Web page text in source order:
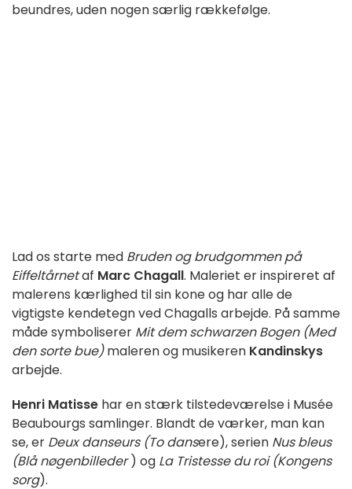
beundres, uden nogen særlig rækkefølge.
Lad os starte med Bruden og brudgommen på
Eiffeltårnetaf Marc Chagall. Maleriet er inspireret af
malerens kærlighed til sin kone og har alle de
vigtigste kendetegn ved Chagalls arbejde. På samme
måde symboliserer Mit dem schwarzen Bogen (Med
den sorte bue)maleren og musikeren Kandinskys
arbejde.
Henri Matisse har en stærk tilstedeværelse i Musée
Beaubourgs samlinger. Blandt de værker, man kan
se, er Deux danseurs (To dansere), serien Nus bleus
(Blå nøgenbilleder) og La Tristesse du roi (Kongens
sorg).